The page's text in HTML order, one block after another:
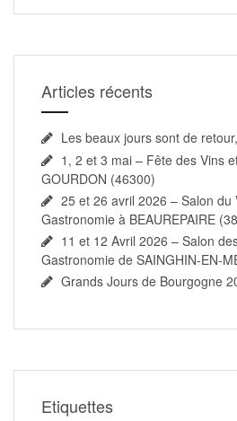
Articles récents
Les beaux jours sont de
1, 2 et 3 mai – Fête des Vins
GOURDON (46300)
25 et 26 avril 2026 – Salon du
Gastronomie à BEAUREPAIRE
11 et 12 Avril 2026 – Salon
Gastronomie de SAINGHIN-EN-
Grands Jours de Bourgogne
Etiquettes